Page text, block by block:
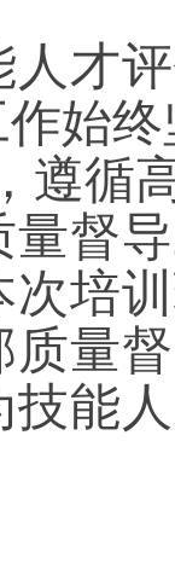
人才
始
遵循
量督
次培
质量
技能